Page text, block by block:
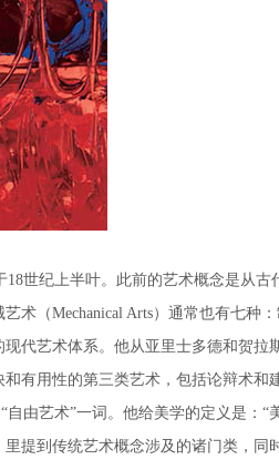
世纪上半叶。此前的艺术概念是从
术（Mechanical Arts）通常也有七
代艺术体系。他从亚里士多德和贺
有用性的第三类艺术，包括论辩术
“自由艺术”一词。他给美学的定义是
提到传统艺术概念涉及的诸门类，